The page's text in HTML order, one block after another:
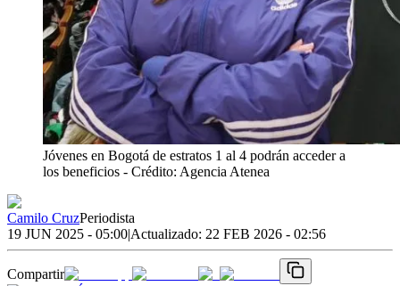
Jóvenes en Bogotá de estratos 1 al 4 podrán acceder a
los beneficios - Crédito: Agencia Atenea
Camilo CruzPeriodista
19 JUN 2025 - 05:00|Actualizado: 22 FEB 2026 - 02:56
Compartir